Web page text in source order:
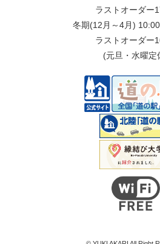
ラストオーダー
冬期(12月～4月)
ラストオーダー
(元旦・水曜定